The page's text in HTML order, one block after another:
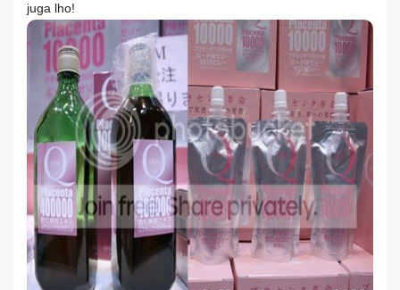
juga lho!